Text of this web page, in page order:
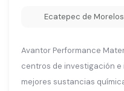
Ecatepec de Morelos
Avantor Performance
centros de investigación
mejores sustancias